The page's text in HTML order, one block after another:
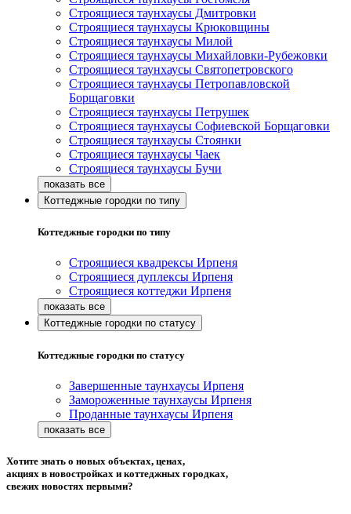
Строящиеся таунхаусы Дмитровки
Строящиеся таунхаусы Крюковщины
Строящиеся таунхаусы Милой
Строящиеся таунхаусы Михайловки-Рубежовки
Строящиеся таунхаусы Святопетровского
Строящиеся таунхаусы Петропавловской
Борщаговки
Строящиеся таунхаусы Петрушек
Строящиеся таунхаусы Софиевской Борщаговки
Строящиеся таунхаусы Стоянки
Строящиеся таунхаусы Чаек
Строящиеся таунхаусы Бучи
Коттеджные городки по типу
Коттеджные городки по типу
Строящиеся квадрексы Ирпеня
Строящиеся дуплексы Ирпеня
Строящиеся коттеджи Ирпеня
Коттеджные городки по статусу
Коттеджные городки по статусу
Завершенные таунхаусы Ирпеня
Замороженные таунхаусы Ирпеня
Проданные таунхаусы Ирпеня
Хотите знать о новых объектах, ценах,
акциях в новостройках и коттеджных городках,
свежих новостях первыми?